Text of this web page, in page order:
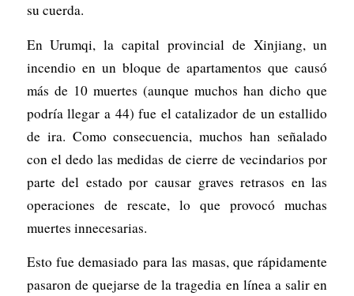
su cuerda.
En Urumqi, la capital provincial de Xinjiang, un
incendio en un bloque de apartamentos que causó
más de 10 muertes (aunque muchos han dicho que
podría llegar a 44) fue el catalizador de un estallido
de ira. Como consecuencia, muchos han señalado
con el dedo las medidas de cierre de vecindarios por
parte del estado por causar graves retrasos en las
operaciones de rescate, lo que provocó muchas
muertes innecesarias.
Esto fue demasiado para las masas, que rápidamente
pasaron de quejarse de la tragedia en línea a salir en